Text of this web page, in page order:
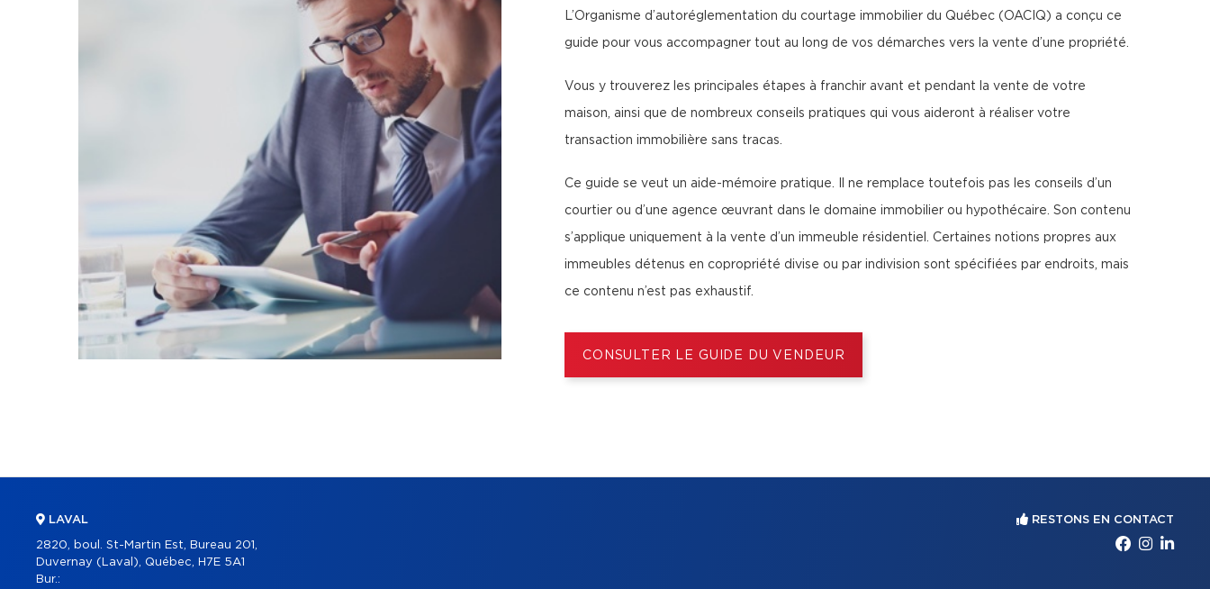
L’Organisme d’autoréglementation du courtage immobilier du Québec (OACIQ) a conçu ce
guide pour vous accompagner tout au long de vos démarches vers la vente d’une propriété.
Vous y trouverez les principales étapes à franchir avant et pendant la vente de votre
maison, ainsi que de nombreux conseils pratiques qui vous aideront à réaliser votre
transaction immobilière sans tracas.
Ce guide se veut un aide-mémoire pratique. Il ne remplace toutefois pas les conseils d’un
courtier ou d’une agence œuvrant dans le domaine immobilier ou hypothécaire. Son contenu
s’applique uniquement à la vente d’un immeuble résidentiel. Certaines notions propres aux
immeubles détenus en copropriété divise ou par indivision sont spécifiées par endroits, mais
ce contenu n’est pas exhaustif.
CONSULTER LE GUIDE DU VENDEUR
LAVAL
2820, boul. St-Martin Est, Bureau 201,
Duvernay (Laval), Québec, H7E 5A1
Bur.:
RESTONS EN CONTACT